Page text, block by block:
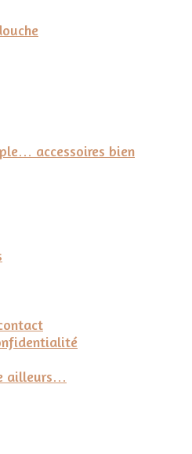
accessoires bien
ailleurs…